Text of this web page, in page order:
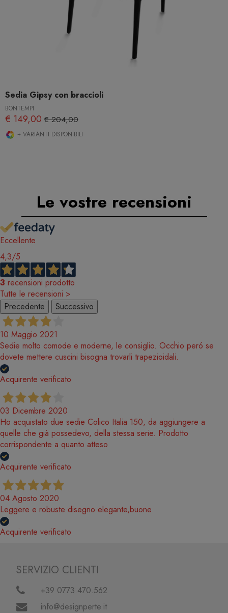
Sedia Gipsy con braccioli
BONTEMPI
€ 149,00 € 204,00
+ VARIANTI DISPONIBILI
Le vostre recensioni
Eccellente
4,3/5
3 recensioni prodotto
Tutte le recensioni >
Precedente
Successivo
10 Maggio 2021
Sedie molto comode e moderne, le consiglio. Occhio peró se
dovete mettere cuscini bisogna trovarli trapezioidali.
Acquirente verificato
03 Dicembre 2020
Ho acquistato due sedie Colico Italia 150, da aggiungere a
quelle che già possedevo, della stessa serie. Prodotto
corrispondente a quanto atteso
Acquirente verificato
04 Agosto 2020
Leggere e robuste disegno elegante,buone
Acquirente verificato
SERVIZIO CLIENTI
+39 0773.470.562
info@designperte.it